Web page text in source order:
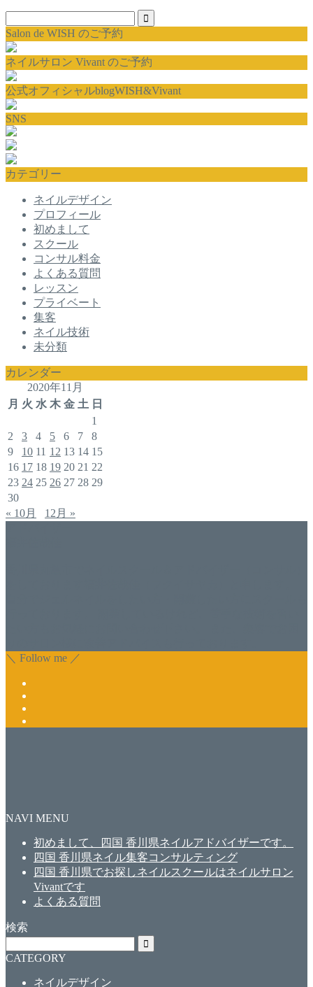
Salon de WISH のご予約
ネイルサロン Vivant のご予約
公式オフィシャルblogWISH&Vivant
SNS
カテゴリー
ネイルデザイン
プロフィール
初めまして
スクール
コンサル料金
よくある質問
レッスン
プライベート
集客
ネイル技術
未分類
カレンダー
2020年11月
月 火 水 木 金 土 日
1
2
3 4 5 6 7
8
9
10 11 12 13 14 15
16 17 18 19 20 21 22
23 24 25 26 27 28 29
30
« 10月
12月 »
＼ Follow me ／
NAVI MENU
初めまして、四国 香川県ネイルアドバイザーです。
四国 香川県ネイル集客コンサルティング
四国 香川県でお探しネイルスクールはネイルサロン
Vivantです
よくある質問
検索
CATEGORY
ネイルデザイン